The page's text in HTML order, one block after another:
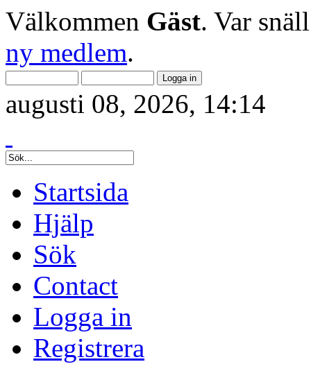
Välkommen Gäst. Var
ny medlem.
augusti 08, 2026, 14:14
Startsida
Hjälp
Sök
Contact
Logga in
Registrera